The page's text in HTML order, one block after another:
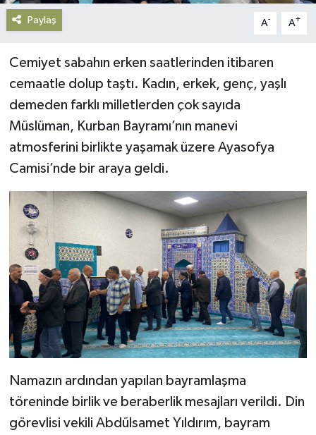
Paylaş A- A+
Cemiyet sabahın erken saatlerinden itibaren
cemaatle dolup taştı. Kadın, erkek, genç, yaşlı
demeden farklı milletlerden çok sayıda
Müslüman, Kurban Bayramı’nın manevi
atmosferini birlikte yaşamak üzere Ayasofya
Camisi’nde bir araya geldi.
Namazın ardından yapılan bayramlaşma
töreninde birlik ve beraberlik mesajları verildi. Din
görevlisi vekili Abdülsamet Yıldırım, bayram
Politika
Sağlık
Spor
Yerel